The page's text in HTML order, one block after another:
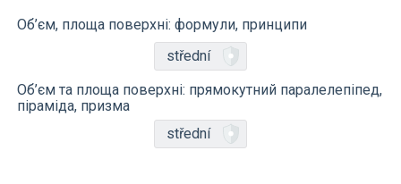
Об’єм, площа поверхні: формули, принципи
střední
Об’єм та площа поверхні: прямокутний паралелепіпед,
піраміда, призма
střední